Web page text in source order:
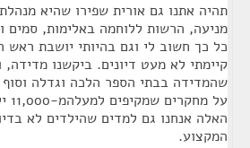
תהיה אתנו גם אורית שפירו שהיא
מניעה, הרשות ללוחמה באלימות, סמים
כל כך חשוב לי וגם בהיותי יושבת ראש
קיימתי לא מעט דיונים. ביקשנו מדידה,
שהמדידה בבתי הספר הלכה וגדלה וסוף
האלה אנחנו גם למדים שהילדים לא
המקצוע.